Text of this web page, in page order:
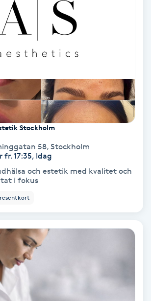
Stockholm
58, Stockholm
fr. 17:35, Idag
och estetik med kvalitet och
i fokus